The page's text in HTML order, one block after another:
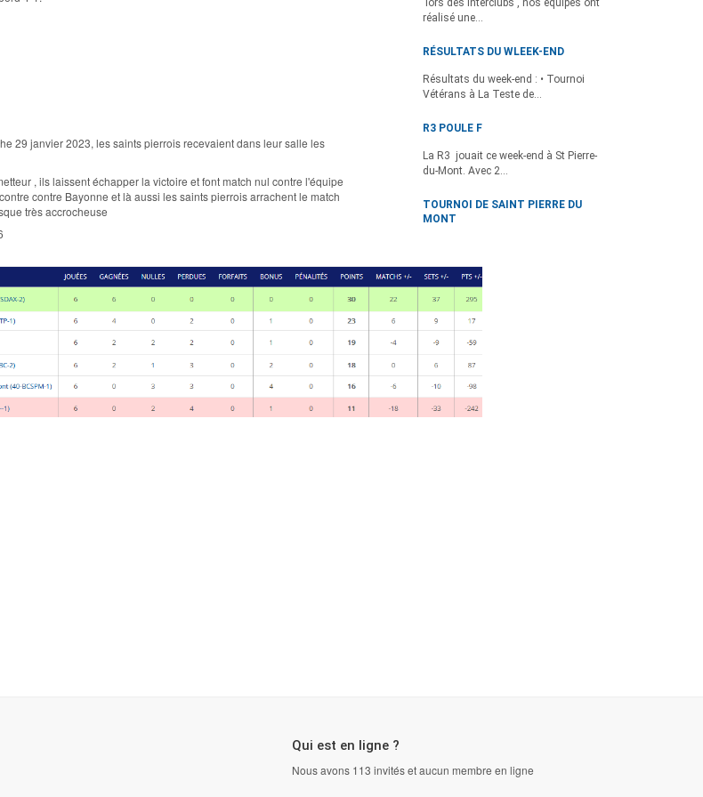
29 janvier 2023, les saints pierrois recevaient dans leur salle les
, ils laissent échapper la victoire et font match nul contre l'équipe
contre Bayonne et là aussi les saints pierrois arrachent le match
très accrocheuse
réalisé une...
RÉSULTATS DU WLEEK-END
Résultats du week-end : • Tournoi
Vétérans à La Teste de...
R3 POULE F
La R3 jouait ce week-end à St Pierre-
du-Mont. Avec 2...
TOURNOI DE SAINT PIERRE DU
MONT
Qui est en ligne ?
Nous avons 113 invités et aucun membre en ligne